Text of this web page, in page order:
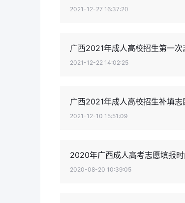
2021-12-27 16:37:20
广西2021年成人高校招生第一
2021-12-22 14:02:25
广西2021年成人高校招生补填
2021-12-10 15:51:09
2020年广西成人高考志愿填报时
2020-08-20 10:39:05